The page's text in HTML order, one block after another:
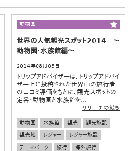
動物園
世界の人気観光スポット2014 ～
動物園・水族館編～
2014年08月05日
トリップアドバイザーは、トリップアドバイ
ザー上に投稿された世界中の旅行者
の口コミ評価をもとに、観光スポットの
定番・動物園と水族館を...
リサーチの続き
動物園 水族館 観光
観光施設
観光地
レジャー
レジャー施設
テーマパーク
旅行
海外旅行